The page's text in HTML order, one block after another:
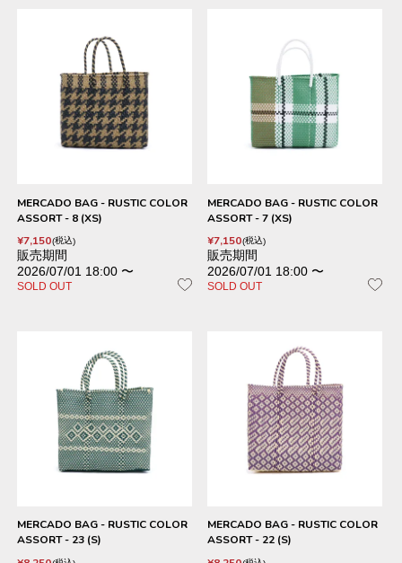
MERCADO BAG - RUSTIC COLOR
ASSORT - 8 (XS)
¥7,150 税込
販売期間
2026/07/01 18:00 〜
SOLD OUT
MERCADO BAG - RUSTIC COLOR
ASSORT - 7 (XS)
¥7,150 税込
販売期間
2026/07/01 18:00 〜
SOLD OUT
MERCADO BAG - RUSTIC COLOR
ASSORT - 23 (S)
MERCADO BAG - RUSTIC COLOR
ASSORT - 22 (S)